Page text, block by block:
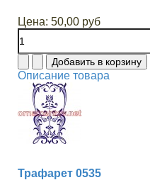
Цена: 50,00 руб
Описание товара
Трафарет 0535